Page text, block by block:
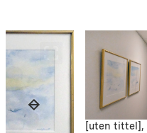
[uten tittel],